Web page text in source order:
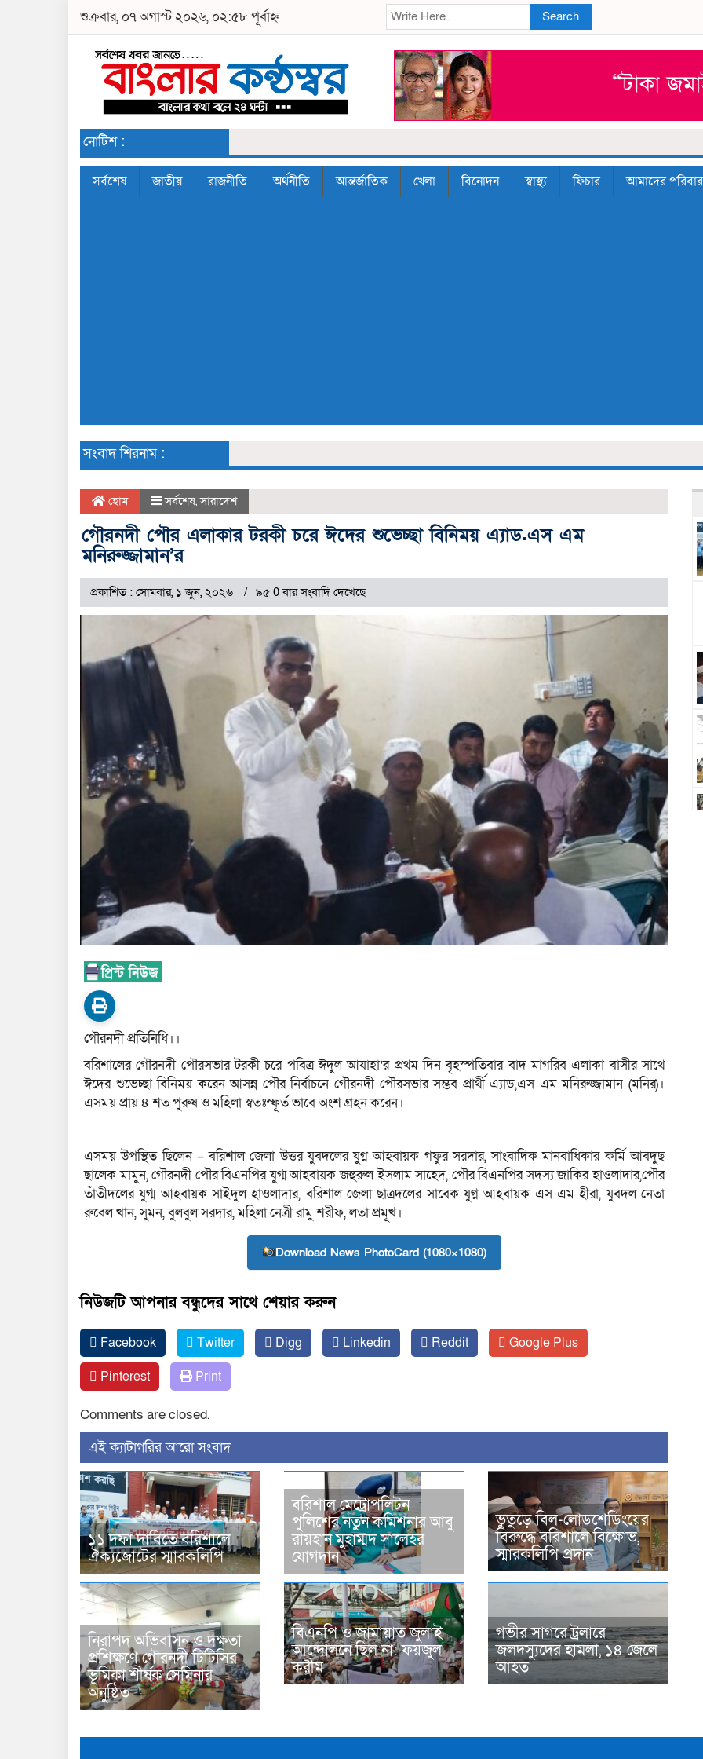
শুক্রবার, ০৭ অগাস্ট ২০২৬, ০২:৫৮ পূর্বাহ্ন Search
নোটিশ :
সর্বশেষ জাতীয় রাজনীতি অর্থনীতি আন্তর্জাতিক খেলা বিনোদন স্বাস্থ্য ফিচার আমাদের পরিবার
সংবাদ শিরনাম :
হোম সর্বশেষ,সারাদেশ
গৌরনদী পৌর এলাকার টরকী চরে ঈদের শুভেচ্ছা বিনিময় এ্যাড.এস এম
মনিরুজ্জামান’র
প্রকাশিত : সোমবার, ১ জুন, ২০২৬ ৯৫ 0 বার সংবাদি দেখেছে
গৌরনদী প্রতিনিধি।।
বরিশালের গৌরনদী পৌরসভার টরকী চরে পবিত্র ঈদুল আযাহা’র প্রথম দিন বৃহস্পতিবার বাদ মাগরিব এলাকা বাসীর সাথে
ঈদের শুভেচ্ছা বিনিময় করেন আসন্ন পৌর নির্বাচনে গৌরনদী পৌরসভার সম্ভব প্রার্থী এ্যাড,এস এম মনিরুজ্জামান (মনির)।
এসময় প্রায় ৪ শত পুরুষ ও মহিলা স্বতঃস্ফূর্ত ভাবে অংশ গ্রহন করেন।
এসময় উপস্থিত ছিলেন – বরিশাল জেলা উত্তর যুবদলের যুগ্ন আহবায়ক গফুর সরদার, সাংবাদিক মানবাধিকার কর্মি আবদুছ
ছালেক মামুন, গৌরনদী পৌর বিএনপির যুগ্ম আহবায়ক জহুরুল ইসলাম সাহেদ, পৌর বিএনপির সদস্য জাকির হাওলাদার,পৌর
তাঁতীদলের যুগ্ম আহবায়ক সাইদুল হাওলাদার, বরিশাল জেলা ছাত্রদলের সাবেক যুগ্ন আহবায়ক এস এম হীরা, যুবদল নেতা
রুবেল খান, সুমন, বুলবুল সরদার, মহিলা নেত্রী রামু শরীফ, লতা প্রমূখ।
Download News PhotoCard (1080×1080)
নিউজটি আপনার বন্ধুদের সাথে শেয়ার করুন
Facebook Twitter Digg Linkedin Reddit
Google Plus
Pinterest
Print
Comments are closed.
‍এই ক্যাটাগরির ‍আরো সংবাদ
১১ দফা দাবিতে বরিশালে
ঐক্যজোটের স্মারকলিপি
বরিশাল মেট্রোপলিটন
পুলিশের নতুন কমিশনার আবু
রায়হান মুহাম্মদ সালেহর
যোগদান
ভুতুড়ে বিল-লোডশেডিংয়ের
বিরুদ্ধে বরিশালে বিক্ষোভ,
স্মারকলিপি প্রদান
নিরাপদ অভিবাসন ও দক্ষতা
প্রশিক্ষণে গৌরনদী টিটিসির
ভূমিকা শীর্ষক সেমিনার
অনুষ্ঠিত
বিএনপি ও জামায়াত জুলাই
আন্দোলনে ছিল না: ফয়জুল
করীম
গভীর সাগরে ট্রলারে
জলদস্যুদের হামলা, ১৪ জেলে
আহত